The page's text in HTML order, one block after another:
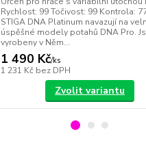
Rychlost: 99 Točivost: 99 Kontrola:
STIGA DNA Platinum navazují na
úspěšné modely potahů DNA Pro.
vyrobeny v Něm...
1 490 Kč/ks
1 231 Kč bez DPH
Zvolit variantu